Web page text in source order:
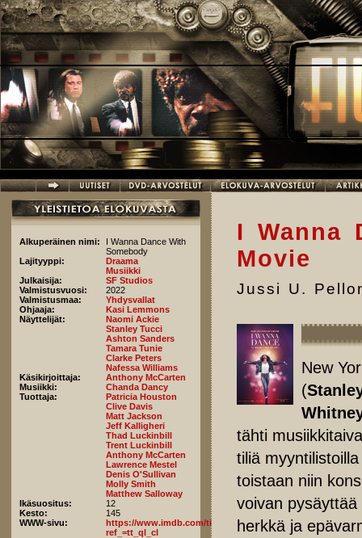
Hyppää pääsisältöön
Alkuperäinen nimi:
I Wanna Dance With
Somebody
Lajityyppi:
Draama
Musiikki
Julkaisija:
SF Studios
Valmistusvuosi:
2022
Valmistusmaa:
Yhdysvallat
Ohjaaja:
Kasi Lemmons
Näyttelijät:
Naomi Ackie
Stanley Tucci
Ashton Sanders
Tamara Tunie
Clarke Peters
Nafessa Williams
Käsikirjoittaja:
Anthony McCarten
Musiikki:
Chanda Dancy
Tuottaja:
Patricia Houston
Clive Davis
Matt Jackson
Jeff Kalligheri
Thad Luckinbill
Trent Luckinbill
Anthony McCarten
Lawrence Mestel
Denis O'Sullivan
Molly Smith
Matthew Salloway
Ikäsuositus:
12
Kesto:
145
WWW-sivu:
https://www.imdb.com/title/tt12193804/fullcredits/?
ref_=tt_ql_cl
I Wanna
Movie
Jussi U.
New
(
tähti
tiliä
toistaan niin
voivan
herkkä ja